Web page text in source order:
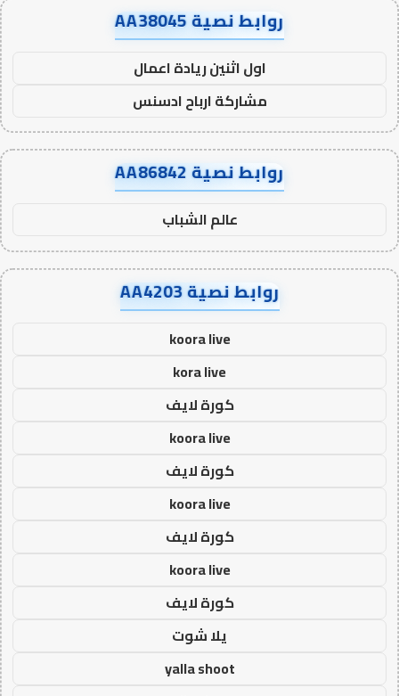
روابط نصية AA38045
اول اثنين ريادة اعمال
مشاركة ارباح ادسنس
روابط نصية AA86842
عالم الشباب
روابط نصية AA4203
koora live
kora live
كورة لايف
koora live
كورة لايف
koora live
كورة لايف
koora live
كورة لايف
يلا شوت
yalla shoot